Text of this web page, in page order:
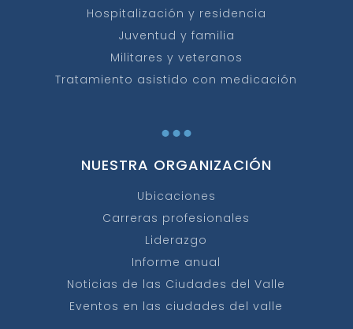
Hospitalización y residencia
Juventud y familia
Militares y veteranos
Tratamiento asistido con medicación
...
NUESTRA ORGANIZACIÓN
Ubicaciones
Carreras profesionales
Liderazgo
Informe anual
Noticias de las Ciudades del Valle
Eventos en las ciudades del valle